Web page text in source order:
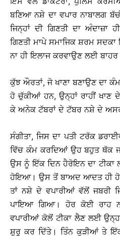
ਬਣਿਆ ਨਸ਼ੇ ਦਾ ਵਪਾਰ ਨਾਬਾਲਗ
ਜਿਨ੍ਹਾਂ ਦੀ ਗਿਣਤੀ ਦਾ ਅੰਦਾਜ਼ਾ
ਗਿਣਤੀ ਮਾਪੇ ਸਮਾਜਿਕ ਸ਼ਰਮ
ਨਾ ਹੀ ਇਲਾਜ ਕਰਵਾਉਣ ਲਈ
ਕੁੱਝ ਔਰਤਾਂ, ਜੋ ਖਾਣਾ ਬਣਾਉਣ ਦਾ
ਹੋ ਚੁੱਕੀਆਂ ਹਨ, ਉਨ੍ਹਾਂ ਰਾਹੀਂ ਖਾਣ
ਕੇ ਅਨੇਕ ਟੱਬਰਾਂ ਦੇ ਟੱਬਰ ਨਸ਼ੇ ਦੇ
ਸੰਗੀਤਾ, ਜਿਸ ਦਾ ਪਤੀ ਟਰੱਕ
ਵਿੱਚ ਕੰਮ ਕਰਦਿਆਂ ਉਹ ਬਹੁਤ ਥੱਕ
ਉਸ ਨੂੰ ਇੱਕ ਦਿਨ ਹੈਰੋਇਨ ਦਾ ਟੀਕਾ
ਹੋਇਆ। ਉਸ ਤੋਂ ਬਾਅਦ ਆਦਤ ਹੀ
ਤਾਂ ਨਸ਼ੇ ਦੇ ਵਪਾਰੀਆਂ ਵੱਲੋਂ ਜਬਰੀ
ਪਾਇਆ ਗਿਆ। ਹੋਰ ਕੋਈ ਰਾਹ
ਵਪਾਰੀਆਂ ਕੋਲੋਂ ਟੀਕਾ ਲੈਣ ਲਈ
ਸ਼ੁਰੂ ਕਰ ਦਿੱਤੇ। ਤਿੰਨ ਕੁੜੀਆਂ ਤੇ